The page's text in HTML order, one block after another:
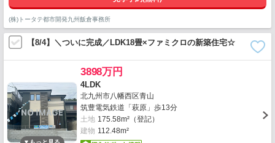
(株)トータテ都市開発九州飯倉事務所
【8/4】＼ついに完成／LDK18畳×ファミクロの新築住宅☆
3898万円
4LDK
北九州市八幡西区青山
筑豊電気鉄道「萩原」歩13分
土地 175.58m²（登記）
建物 112.48m²